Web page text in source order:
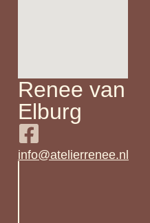
Renee van
Elburg
info@atelierrenee.nl